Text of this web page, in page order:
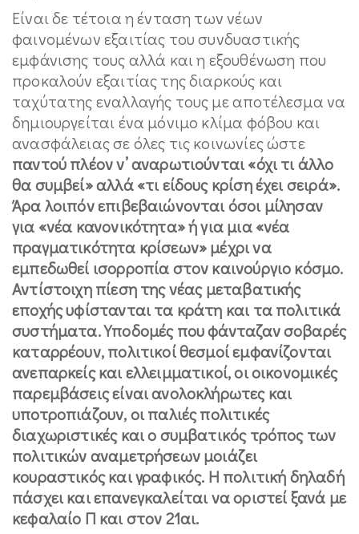
Είναι δε τέτοια η ένταση των νέων
φαινομένων εξαιτίας του συνδυαστικής
εμφάνισης τους αλλά και η εξουθένωση που
προκαλούν εξαιτίας της διαρκούς και
ταχύτατης εναλλαγής τους με αποτέλεσμα να
δημιουργείται ένα μόνιμο κλίμα φόβου και
ανασφάλειας σε όλες τις κοινωνίες ώστε
παντού πλέον ν’ αναρωτιούνται «όχι τι άλλο
θα συμβεί» αλλά «τι είδους κρίση έχει σειρά».
Άρα λοιπόν επιβεβαιώνονται όσοι μίλησαν
για «νέα κανονικότητα» ή για μια «νέα
πραγματικότητα κρίσεων» μέχρι να
εμπεδωθεί ισορροπία στον καινούργιο κόσμο.
Αντίστοιχη πίεση της νέας μεταβατικής
εποχής υφίστανται τα κράτη και τα πολιτικά
συστήματα. Υποδομές που φάνταζαν σοβαρές
καταρρέουν, πολιτικοί θεσμοί εμφανίζονται
ανεπαρκείς και ελλειμματικοί, οι οικονομικές
παρεμβάσεις είναι ανολοκλήρωτες και
υποτροπιάζουν, οι παλιές πολιτικές
διαχωριστικές και ο συμβατικός τρόπος των
πολιτικών αναμετρήσεων μοιάζει
κουραστικός και γραφικός. Η πολιτική δηλαδή
πάσχει και επανεγκαλείται να οριστεί ξανά με
κεφαλαίο Π και στον 21αι.